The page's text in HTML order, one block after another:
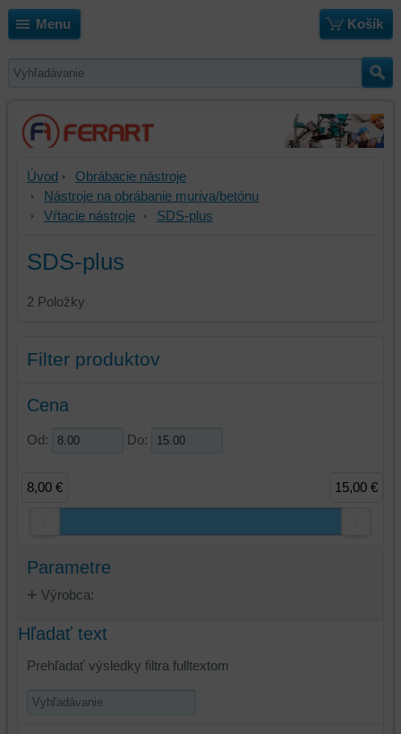
Menu Košík
Úvod
Obrábacie nástroje
Nástroje na obrábanie muriva/betónu
Vŕtacie nástroje
SDS-plus
SDS-plus
2 Položky
Filter produktov
Cena
Od: Do:
8,00 € 15,00 €
Parametre
Výrobca:
Hľadať text
Prehľadať výsledky filtra fulltextom